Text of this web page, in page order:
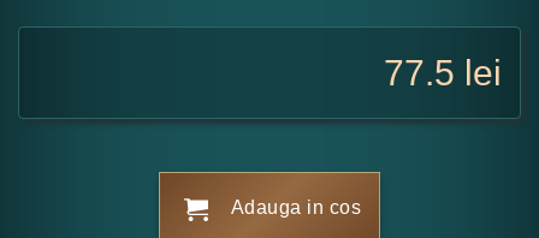
77.5 lei
Adauga in cos